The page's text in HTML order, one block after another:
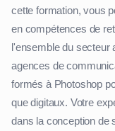
cette formation, vous
en compétences de
l'ensemble du
agences de
formés à Photoshop
que digitaux. Votre
dans la conception de